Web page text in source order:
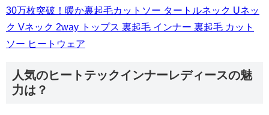
30万枚突破！暖か裏起毛カットソー タートルネック Uネッ
ク Vネック 2way トップス 裏起毛 インナー 裏起毛 カット
ソー ヒートウェア
人気のヒートテックインナーレディースの魅
力は？